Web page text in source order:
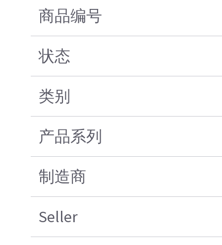
商品编号
状态
类别
产品系列
制造商
Seller